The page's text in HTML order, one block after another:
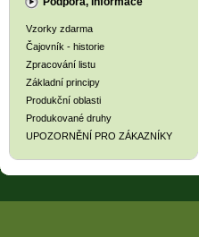
Vzorky zdarma
Čajovník - historie
Zpracování listu
Základní principy
Produkční oblasti
Produkované druhy
UPOZORNĚNÍ PRO ZÁKAZNÍKY